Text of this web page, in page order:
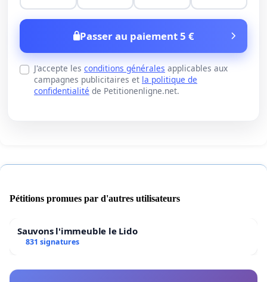
Passer au paiement 5 €
J'accepte les conditions générales applicables aux
campagnes publicitaires et la politique de
confidentialité de Petitionenligne.net.
Pétitions promues par d'autres utilisateurs
Sauvons l'immeuble le Lido
831 signatures